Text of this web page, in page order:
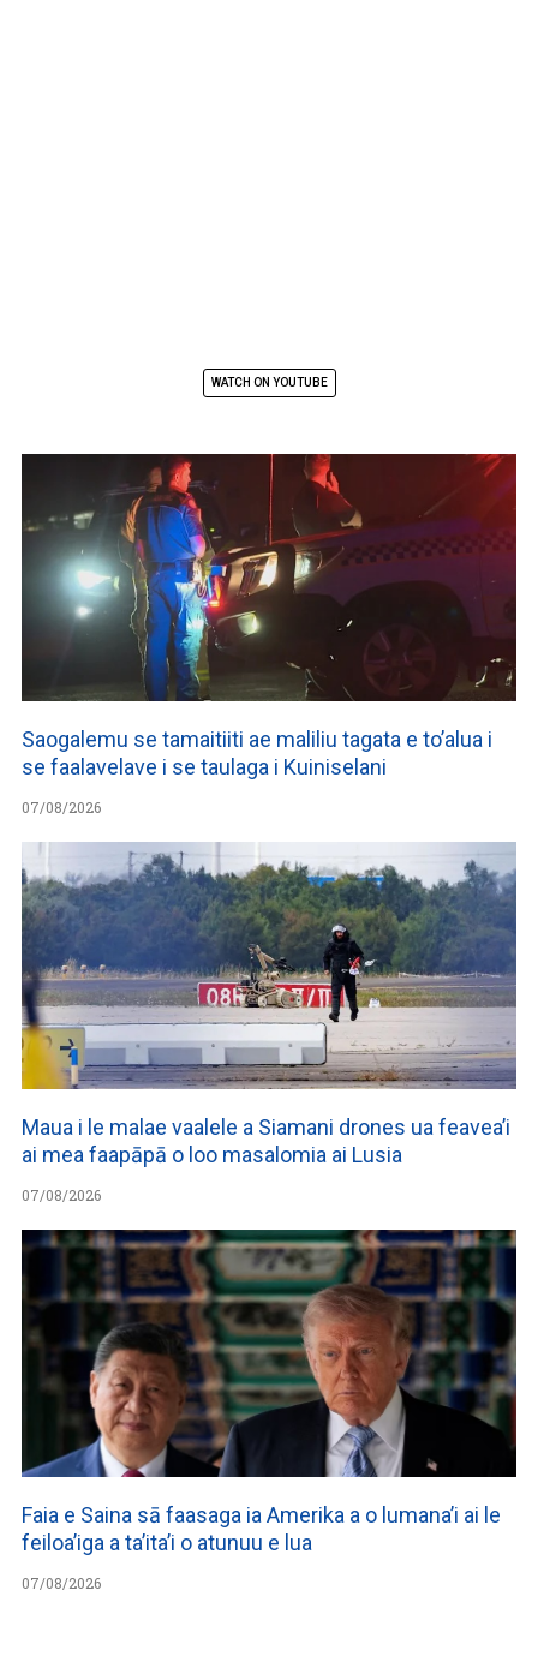
WATCH ON YOUTUBE
Saogalemu se tamaitiiti ae maliliu tagata e to’alua i
se faalavelave i se taulaga i Kuiniselani
07/08/2026
Maua i le malae vaalele a Siamani drones ua feavea’i
ai mea faapāpā o loo masalomia ai Lusia
07/08/2026
Faia e Saina sā faasaga ia Amerika a o lumana’i ai le
feiloa’iga a ta’ita’i o atunuu e lua
07/08/2026